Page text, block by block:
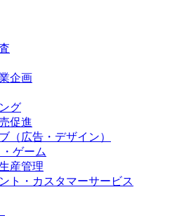
企画
グ
促進
（広告・デザイン）
ゲーム
産管理
ト・カスタマーサービス